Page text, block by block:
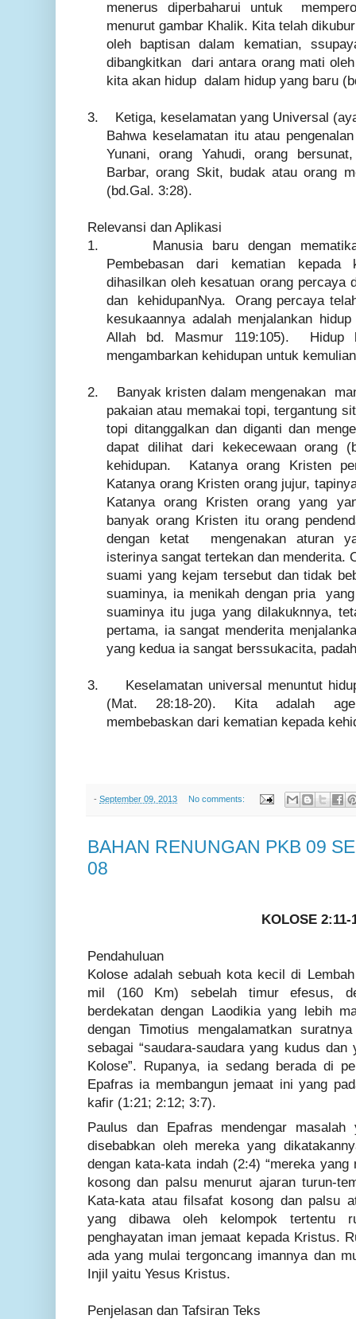
menerus diperbaharui untuk
menurut gambar Khalik. Kita telah
oleh baptisan dalam kematian,
dibangkitkan dari antara orang mati
kita akan hidup dalam hidup yang baru
3.
Ketiga, keselamatan yang Universal
Bahwa keselamatan itu atau
Yunani, orang Yahudi, orang
Barbar, orang Skit, budak atau orang
(bd.Gal. 3:28).
Relevansi dan Aplikasi
1.
Manusia baru dengan
Pembebasan dari kematian
dihasilkan oleh kesatuan orang percaya
dan kehidupanNya. Orang percaya
kesukaannya adalah menjalankan
Allah bd. Masmur 119:105). Hidup
mengambarkan kehidupan untuk
2.
Banyak kristen dalam mengenakan
pakaian atau memakai topi, tergantung
topi ditanggalkan dan diganti dan
dapat dilihat dari kekecewaan orang
kehidupan. Katanya orang Kristen
Katanya orang Kristen orang jujur,
Katanya orang Kristen orang yang
banyak orang Kristen itu orang
dengan ketat mengenakan aturan
isterinya sangat tertekan dan menderita.
suami yang kejam tersebut dan tidak
suaminya, ia menikah dengan pria
suaminya itu juga yang dilakuknnya,
pertama, ia sangat menderita
yang kedua ia sangat berssukacita,
3.
Keselamatan universal menuntut
(Mat. 28:18-20). Kita adalah
membebaskan dari kematian kepada
- September 09, 2013 No comments:
BAHAN RENUNGAN PKB 09
08
KOLOSE 2:11-
Pendahuluan
Kolose adalah sebuah kota kecil di
mil (160 Km) sebelah timur efesus,
berdekatan dengan Laodikia yang lebih
dengan Timotius mengalamatkan
sebagai “saudara-saudara yang kudus
Kolose”. Rupanya, ia sedang berada di
Epafras ia membangun jemaat ini yang
kafir (1:21; 2:12; 3:7).
Paulus dan Epafras mendengar
disebabkan oleh mereka yang
dengan kata-kata indah (2:4) “mereka
kosong dan palsu menurut ajaran turun-
Kata-kata atau filsafat kosong dan palsu
yang dibawa oleh kelompok tertentu
penghayatan iman jemaat kepada Kristus.
ada yang mulai tergoncang imannya dan
Injil yaitu Yesus Kristus.
Penjelasan dan Tafsiran Teks